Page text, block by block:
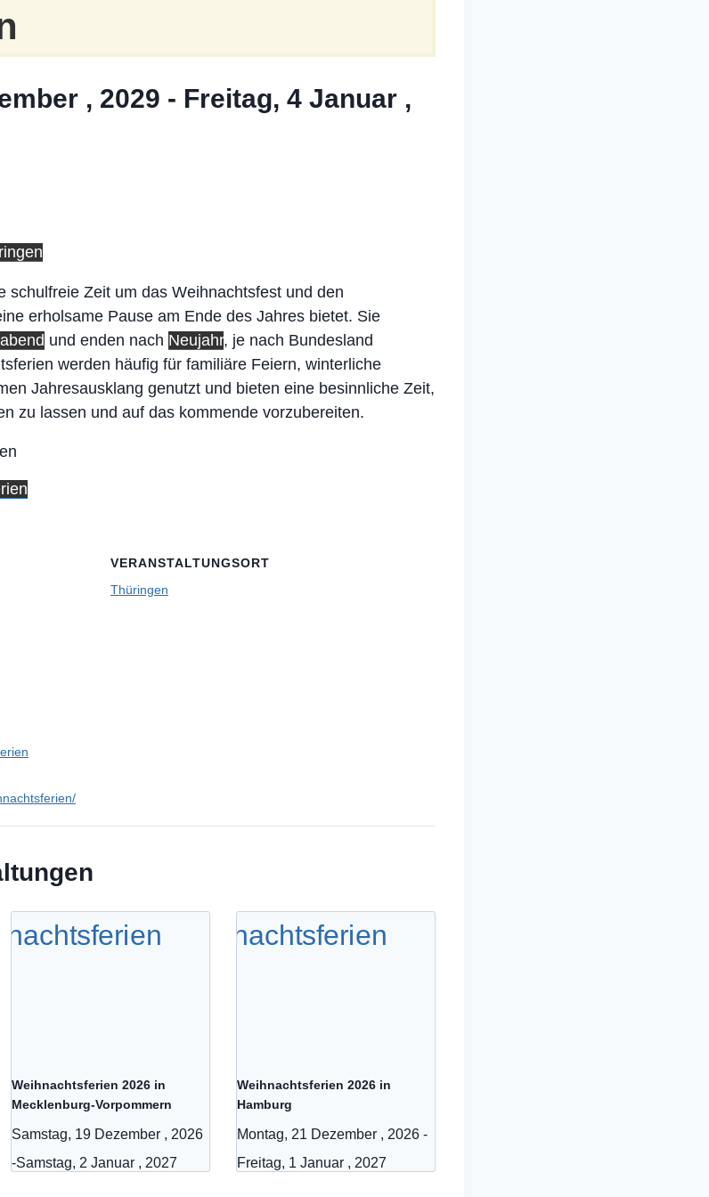
, 2029 - Freitag, 4 Januar ,
schulfreie Zeit um das Weihnachtsfest und den
erholsame Pause am Ende des Jahres bietet. Sie
und enden nach Neujahr, je nach Bundesland
werden häufig für familiäre Feiern, winterliche
Jahresausklang genutzt und bieten eine besinnliche Zeit,
zu lassen und auf das kommende vorzubereiten.
VERANSTALTUNGSORT
Thüringen
Weihnachtsferien 2026 in
Mecklenburg-Vorpommern
Samstag, 19 Dezember , 2026
-Samstag, 2 Januar , 2027
Weihnachtsferien 2026 in
Hamburg
Montag, 21 Dezember , 2026 -
Freitag, 1 Januar , 2027